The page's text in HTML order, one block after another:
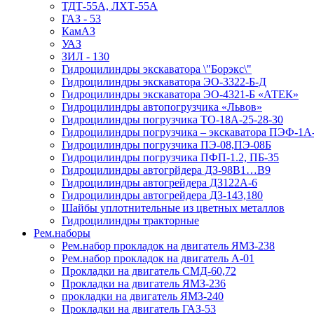
ТДТ-55А, ЛХТ-55А
ГАЗ - 53
КамАЗ
УАЗ
ЗИЛ - 130
Гидроцилиндры экскаватора \"Борэкс\"
Гидроцилиндры экскаватора ЭО-3322-Б-Д
Гидроцилиндры экскаватора ЭО-4321-Б «АТЕК»
Гидроцилиндры автопогрузчика «Львов»
Гидроцилиндры погрузчика ТО-18А-25-28-30
Гидроцилиндры погрузчика – экскаватора ПЭФ-
Гидроцилиндры погрузчика ПЭ-08,ПЭ-08Б
Гидроцилиндры погрузчика ПФП-1.2, ПБ-35
Гидроцилиндры автогрйдера ДЗ-98В1…В9
Гидроцилиндры автогрейдера ДЗ122А-6
Гидроцилиндры автогрейдера ДЗ-143,180
Шайбы уплотнительные из цветных металлов
Гидроцилиндры тракторные
Рем.наборы
Рем.набор прокладок на двигатель ЯМЗ-238
Рем.набор прокладок на двигатель А-01
Прокладки на двигатель СМД-60,72
Прокладки на двигатель ЯМЗ-236
прокладки на двигатель ЯМЗ-240
Прокладки на двигатель ГАЗ-53